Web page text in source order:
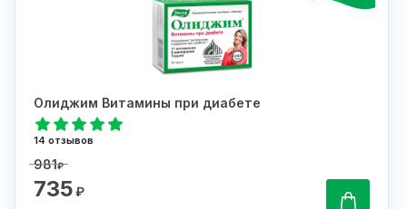
Олиджим Витамины при диабете
14 отзывов
981₽
735₽